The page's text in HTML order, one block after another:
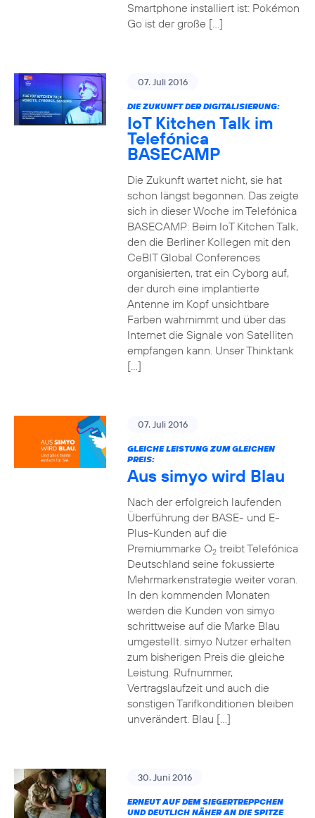
Smartphone installiert ist: Pokémon
Go ist der große […]
07. Juli 2016
DIE ZUKUNFT DER DIGITALISIERUNG:
IoT Kitchen Talk im
Telefónica
BASECAMP
Die Zukunft wartet nicht, sie hat
schon längst begonnen. Das zeigte
sich in dieser Woche im Telefónica
BASECAMP: Beim IoT Kitchen Talk,
den die Berliner Kollegen mit den
CeBIT Global Conferences
organisierten, trat ein Cyborg auf,
der durch eine implantierte
Antenne im Kopf unsichtbare
Farben wahrnimmt und über das
Internet die Signale von Satelliten
empfangen kann. Unser Thinktank
[…]
07. Juli 2016
GLEICHE LEISTUNG ZUM GLEICHEN
PREIS:
Aus simyo wird Blau
Nach der erfolgreich laufenden
Überführung der BASE- und E-
Plus-Kunden auf die
Premiummarke O2treibt Telefónica
Deutschland seine fokussierte
Mehrmarkenstrategie weiter voran.
In den kommenden Monaten
werden die Kunden von simyo
schrittweise auf die Marke Blau
umgestellt. simyo Nutzer erhalten
zum bisherigen Preis die gleiche
Leistung. Rufnummer,
Vertragslaufzeit und auch die
sonstigen Tarifkonditionen bleiben
unverändert. Blau […]
30. Juni 2016
ERNEUT AUF DEM SIEGERTREPPCHEN
UND DEUTLICH NÄHER AN DIE SPITZE